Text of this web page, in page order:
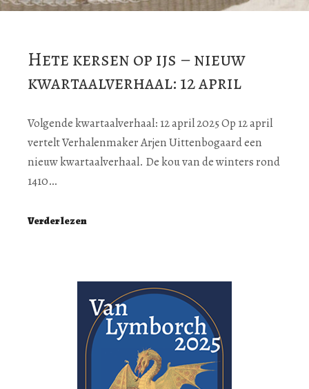
Hete kersen op ijs – nieuw
kwartaalverhaal: 12 april
Volgende kwartaalverhaal: 12 april 2025 Op 12 april
vertelt Verhalenmaker Arjen Uittenbogaard een
nieuw kwartaalverhaal. De kou van de winters rond
1410…
Verder lezen